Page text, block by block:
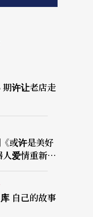
许让老店走
或许是美好
爱情重新凝
自己的故事